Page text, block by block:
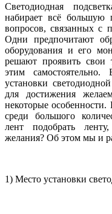
Светодиодная
набирает всё большую
вопросов, связанных с
Одни предпочитают
оборудования и его
решают проявить свои
этим самостоятельно.
установки
для достижения
некоторые
среди большого
лент подобрать
желания? Об этом мы и
1) Место установки